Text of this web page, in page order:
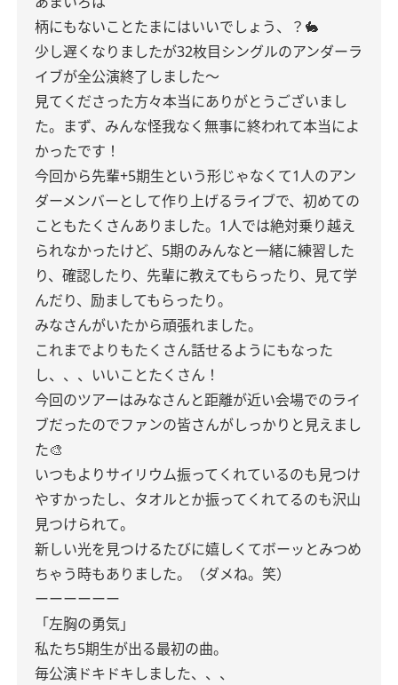
柄にもないことたまにはいいでしょう、？🐇
少し遅くなりましたが32枚目シングルのアンダーラ
イブが全公演終了しました〜
見てくださった方々本当にありがとうございまし
た。まず、みんな怪我なく無事に終われて本当によ
かったです！
今回から先輩+5期生という形じゃなくて1人のアン
ダーメンバーとして作り上げるライブで、初めての
こともたくさんありました。1人では絶対乗り越え
られなかったけど、5期のみんなと一緒に練習した
り、確認したり、先輩に教えてもらったり、見て学
んだり、励ましてもらったり。
みなさんがいたから頑張れました。
これまでよりもたくさん話せるようにもなった
し、、、いいことたくさん！
今回のツアーはみなさんと距離が近い会場でのライ
ブだったのでファンの皆さんがしっかりと見えまし
た🎨
いつもよりサイリウム振ってくれているのも見つけ
やすかったし、タオルとか振ってくれてるのも沢山
見つけられて。
新しい光を見つけるたびに嬉しくてボーッとみつめ
ちゃう時もありました。（ダメね。笑）
ーーーーーー
「左胸の勇気」
私たち5期生が出る最初の曲。
毎公演ドキドキしました、、、